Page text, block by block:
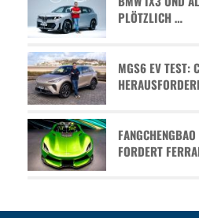
PLÖTZLICH …
MGS6 EV TEST:
FORDERT